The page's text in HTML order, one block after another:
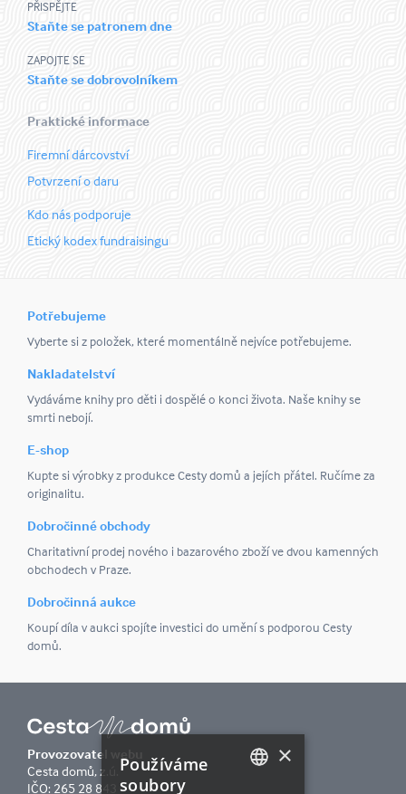
PŘISPĚJTE
Staňte se patronem dne
ZAPOJTE SE
Staňte se dobrovolníkem
Praktické informace
Firemní dárcovství
Potvrzení o daru
Kdo nás podporuje
Etický kodex fundraisingu
Potřebujeme
Vyberte si z položek, které momentálně nejvíce potřebujeme.
Nakladatelství
Vydáváme knihy pro děti i dospělé o konci života. Naše knihy se
smrti nebojí.
E-shop
Kupte si výrobky z produkce Cesty domů a jejích přátel. Ručíme za
originalitu.
Dobročinné obchody
Charitativní prodej nového i bazarového zboží ve dvou kamenných
obchodech v Praze.
Dobročinná aukce
Koupí díla v aukci spojíte investici do umění s podporou Cesty
domů.
Provozovatel webu
Cesta domů, z.ú.
IČO: 265 28 843
×
Používáme
soubory